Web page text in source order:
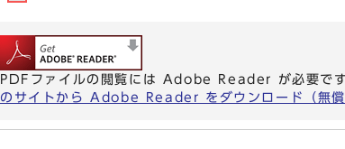
PDFファイルの閲覧には Adobe Reader が必要で
のサイトから Adobe Reader をダウンロード（無償